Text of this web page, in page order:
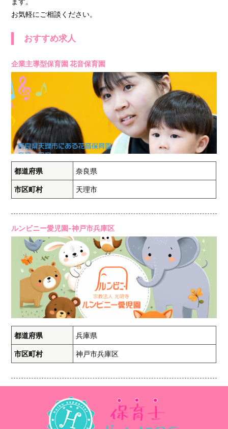
お気軽にご相談ください。
おすすめ求人
企業主導型保育園 花音保育園
都道府県 奈良県
市区町村 天理市
ルンビニー愛児園-神戸市兵庫区
都道府県 兵庫県
市区町村 神戸市兵庫区